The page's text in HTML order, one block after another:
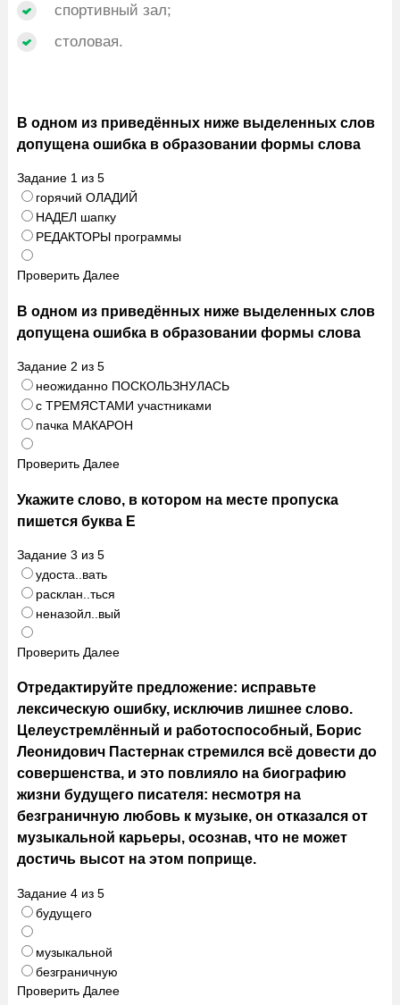
спортивный зал;
столовая.
В одном из приведённых ниже выделенных слов
допущена ошибка в образовании формы слова
Задание 1из 5
горячий ОЛАДИЙ
НАДЕЛ шапку
РЕДАКТОРЫ программы
Проверить Далее
В одном из приведённых ниже выделенных слов
допущена ошибка в образовании формы слова
Задание 2 из 5
неожиданно ПОСКОЛЬЗНУЛАСЬ
с ТРЕМЯСТАМИ участниками
пачка МАКАРОН
Проверить Далее
Укажите слово, в котором на месте пропуска
пишется буква Е
Задание 3 из 5
удоста..вать
расклан..ться
неназойл..вый
Проверить Далее
Отредактируйте предложение: исправьте
лексическую ошибку, исключив лишнее слово.
Целеустремлённый и работоспособный, Борис
Леонидович Пастернак стремился всё довести до
совершенства, и это повлияло на биографию
жизни будущего писателя: несмотря на
безграничную любовь к музыке, он отказался от
музыкальной карьеры, осознав, что не может
достичь высот на этом поприще.
Задание 4из 5
будущего
музыкальной
безграничную
Проверить Далее